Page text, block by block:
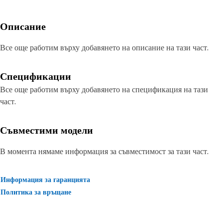
Описание
Все още работим върху добавянето на описание на тази част.
Спецификации
Все още работим върху добавянето на спецификация на тази
част.
Съвместими модели
В момента нямаме информация за съвместимост за тази част.
Информация за гаранцията
Политика за връщане